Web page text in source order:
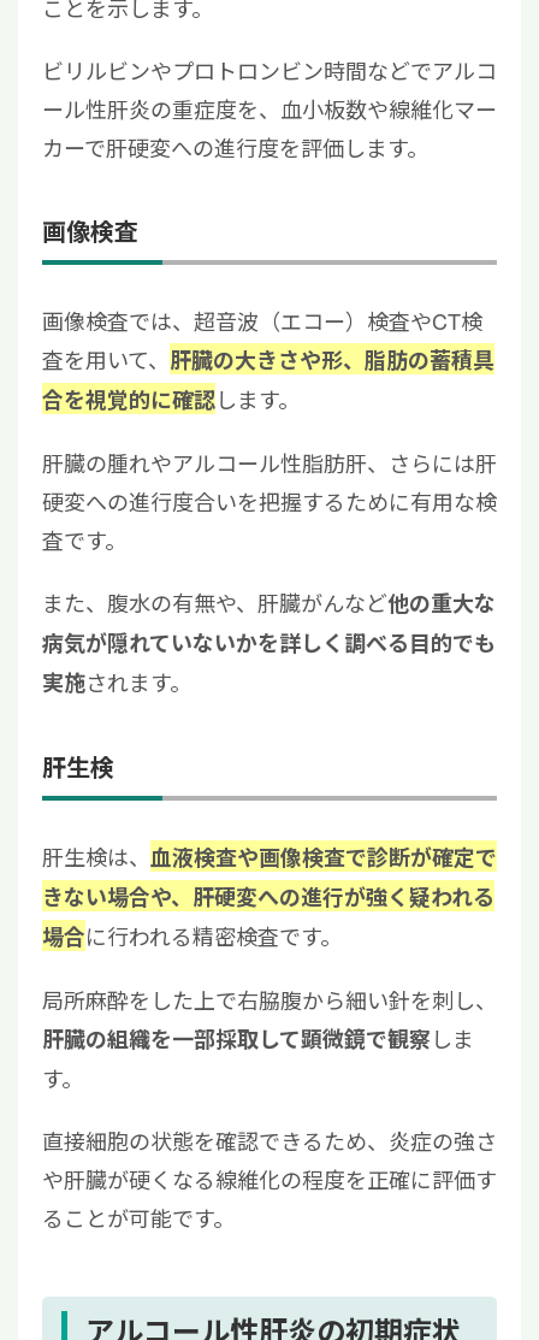
ことを示します。
ビリルビンやプロトロンビン時間などでアルコ
ール性肝炎の重症度を、血小板数や線維化マー
カーで肝硬変への進行度を評価します。
画像検査
画像検査では、超音波（エコー）検査やCT検
査を用いて、 肝臓の大きさや形、脂肪の蓄積具
合を視覚的に確認します。
肝臓の腫れやアルコール性脂肪肝、さらには肝
硬変への進行度合いを把握するために有用な検
査です。
また、腹水の有無や、肝臓がんなど他の重大な
病気が隠れていないかを詳しく調べる目的でも
実施されます。
肝生検
肝生検は、 血液検査や画像検査で診断が確定で
きない場合や、肝硬変への進行が強く疑われる
場合に行われる精密検査です。
局所麻酔をした上で右脇腹から細い針を刺し、
肝臓の組織を一部採取して顕微鏡で観察しま
す。
直接細胞の状態を確認できるため、炎症の強さ
や肝臓が硬くなる線維化の程度を正確に評価す
ることが可能です。
アルコール性肝炎の初期症状